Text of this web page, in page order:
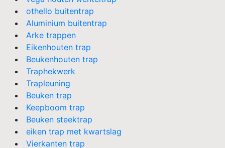
othello buitentrap
Aluminium buitentrap
Arke trappen
Eikenhouten trap
Beukenhouten trap
Traphekwerk
Trapleuning
Beuken trap
Keepboom trap
Beuken steektrap
eiken trap met kwartslag
Vierkanten trap